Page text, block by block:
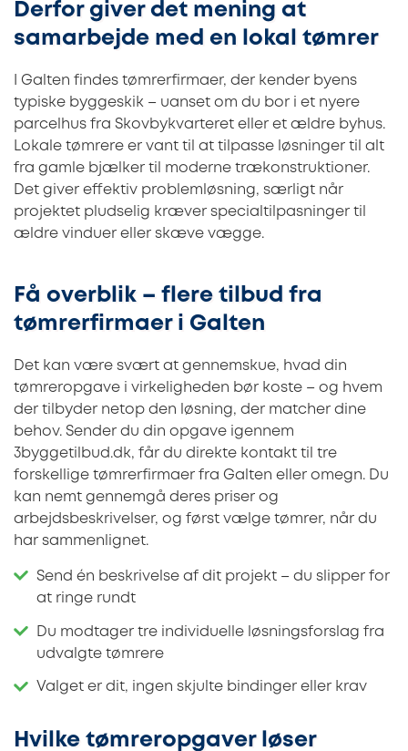
Derfor giver det mening at
samarbejde med en lokal tømrer
I Galten findes tømrerfirmaer, der kender byens
typiske byggeskik – uanset om du bor i et nyere
parcelhus fra Skovbykvarteret eller et ældre byhus.
Lokale tømrere er vant til at tilpasse løsninger til alt
fra gamle bjælker til moderne trækonstruktioner.
Det giver effektiv problemløsning, særligt når
projektet pludselig kræver specialtilpasninger til
ældre vinduer eller skæve vægge.
Få overblik – flere tilbud fra
tømrerfirmaer i Galten
Det kan være svært at gennemskue, hvad din
tømreropgave i virkeligheden bør koste – og hvem
der tilbyder netop den løsning, der matcher dine
behov. Sender du din opgave igennem
3byggetilbud.dk, får du direkte kontakt til tre
forskellige tømrerfirmaer fra Galten eller omegn. Du
kan nemt gennemgå deres priser og
arbejdsbeskrivelser, og først vælge tømrer, når du
har sammenlignet.
Send én beskrivelse af dit projekt – du slipper for
at ringe rundt
Du modtager tre individuelle løsningsforslag fra
udvalgte tømrere
Valget er dit, ingen skjulte bindinger eller krav
Hvilke tømreropgaver løser